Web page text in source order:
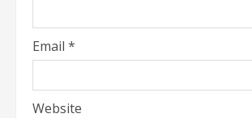
Email *
Website